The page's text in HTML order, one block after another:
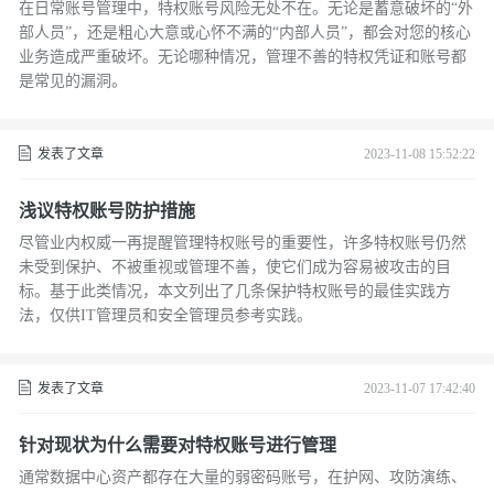
在日常账号管理中，特权账号风险无处不在。无论是蓄意破坏的“外
部人员”，还是粗心大意或心怀不满的“内部人员”，都会对您的核心
业务造成严重破坏。无论哪种情况，管理不善的特权凭证和账号都
是常见的漏洞。
发表了文章 2023-11-08 15:52:22
浅议特权账号防护措施
尽管业内权威一再提醒管理特权账号的重要性，许多特权账号仍然
未受到保护、不被重视或管理不善，使它们成为容易被攻击的目
标。基于此类情况，本文列出了几条保护特权账号的最佳实践方
法，仅供IT管理员和安全管理员参考实践。
发表了文章 2023-11-07 17:42:40
针对现状为什么需要对特权账号进行管理
通常数据中心资产都存在大量的弱密码账号，在护网、攻防演练、